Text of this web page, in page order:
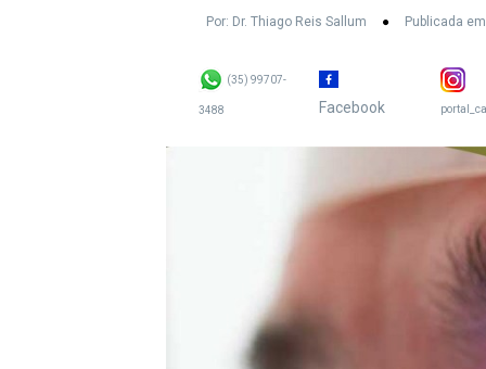
Por: Dr. Thiago Reis Sallum Publicada
(35) 99707-
3488 Facebook